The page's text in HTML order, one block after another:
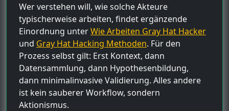
Wer verstehen will, wie solche Akteure
typischerweise arbeiten, findet ergänzende
Einordnung unterWie Arbeiten Gray Hat Hacker
und Gray Hat Hacking Methoden. Für den
Prozess selbst gilt: Erst Kontext, dann
Datensammlung, dann Hypothesenbildung,
dann minimalinvasive Validierung. Alles andere
ist kein sauberer Workflow, sondern
Aktionismus.